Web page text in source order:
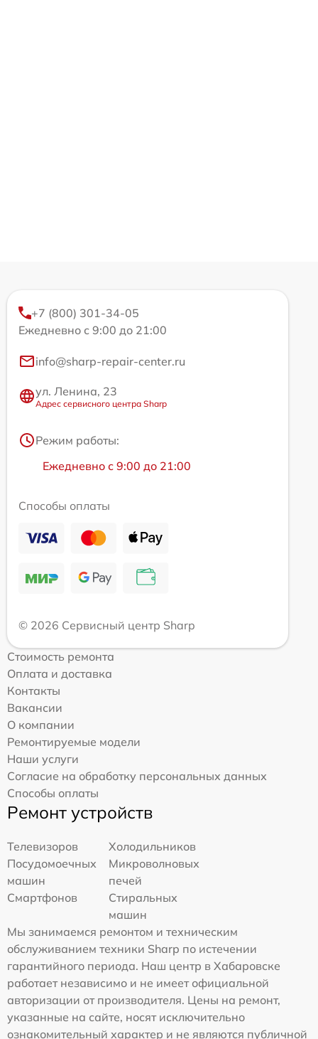
+7 (800) 301-34-05
Ежедневно с 9:00 до 21:00
info@sharp-repair-center.ru
ул. Ленина, 23
Адрес сервисного центра Sharp
Режим работы:
Ежедневно с 9:00 до 21:00
Способы оплаты
© 2026 Сервисный центр Sharp
Стоимость ремонта
Оплата и доставка
Контакты
Вакансии
О компании
Ремонтируемые модели
Наши услуги
Согласие на обработку персональных данных
Способы оплаты
Ремонт устройств
Телевизоров
Холодильников
Посудомоечных
машин
Микроволновых
печей
Смартфонов
Стиральных
машин
Мы занимаемся ремонтом и техническим
обслуживанием техники Sharp по истечении
гарантийного периода. Наш центр в Хабаровске
работает независимо и не имеет официальной
авторизации от производителя. Цены на ремонт,
указанные на сайте, носят исключительно
ознакомительный характер и не являются публичной